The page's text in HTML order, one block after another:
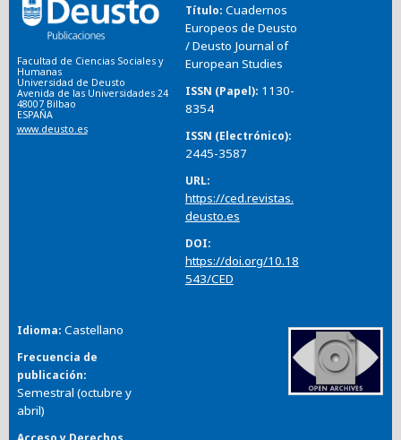
Facultad de Ciencias Sociales y
Humanas
Universidad de Deusto
Avenida de las Universidades 24
48007 Bilbao
ESPAÑA
www.deusto.es
Título Cuadernos
Europeos de Deusto
/ Deusto Journal of
European Studies
ISSN (Papel) 1130-
8354
ISSN (Electrónico)
2445-3587
URL
https://ced.revistas.
deusto.es
DOI
https://doi.org/10.18
543/CED
Idioma Castellano
Frecuencia de
publicación
Semestral (octubre y
abril)